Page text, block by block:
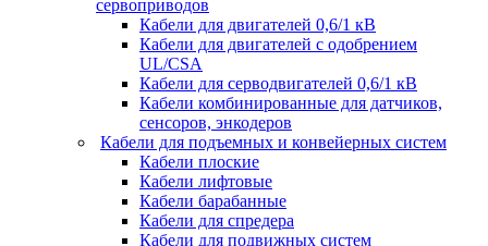
сервоприводов
Кабели для двигателей 0,6/1 кВ
Кабели для двигателей с одобрением
UL/CSA
Кабели для серводвигателей 0,6/1 кВ
Кабели комбинированные для датчиков,
cенсоров, энкодеров
Кабели для подъемных и конвейерных систем
Кабели плоские
Кабели лифтовые
Кабели барабанные
Кабели для спредера
Кабели для подвижных систем